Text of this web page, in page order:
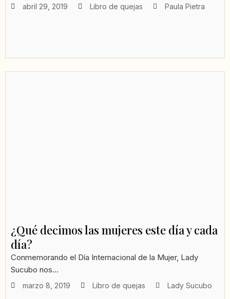
abril 29, 2019 Libro de quejas Paula Pietra
¿Qué decimos las mujeres este día y cada
día?
Conmemorando el Día Internacional de la Mujer, Lady
Sucubo nos...
marzo 8, 2019 Libro de quejas Lady Sucubo